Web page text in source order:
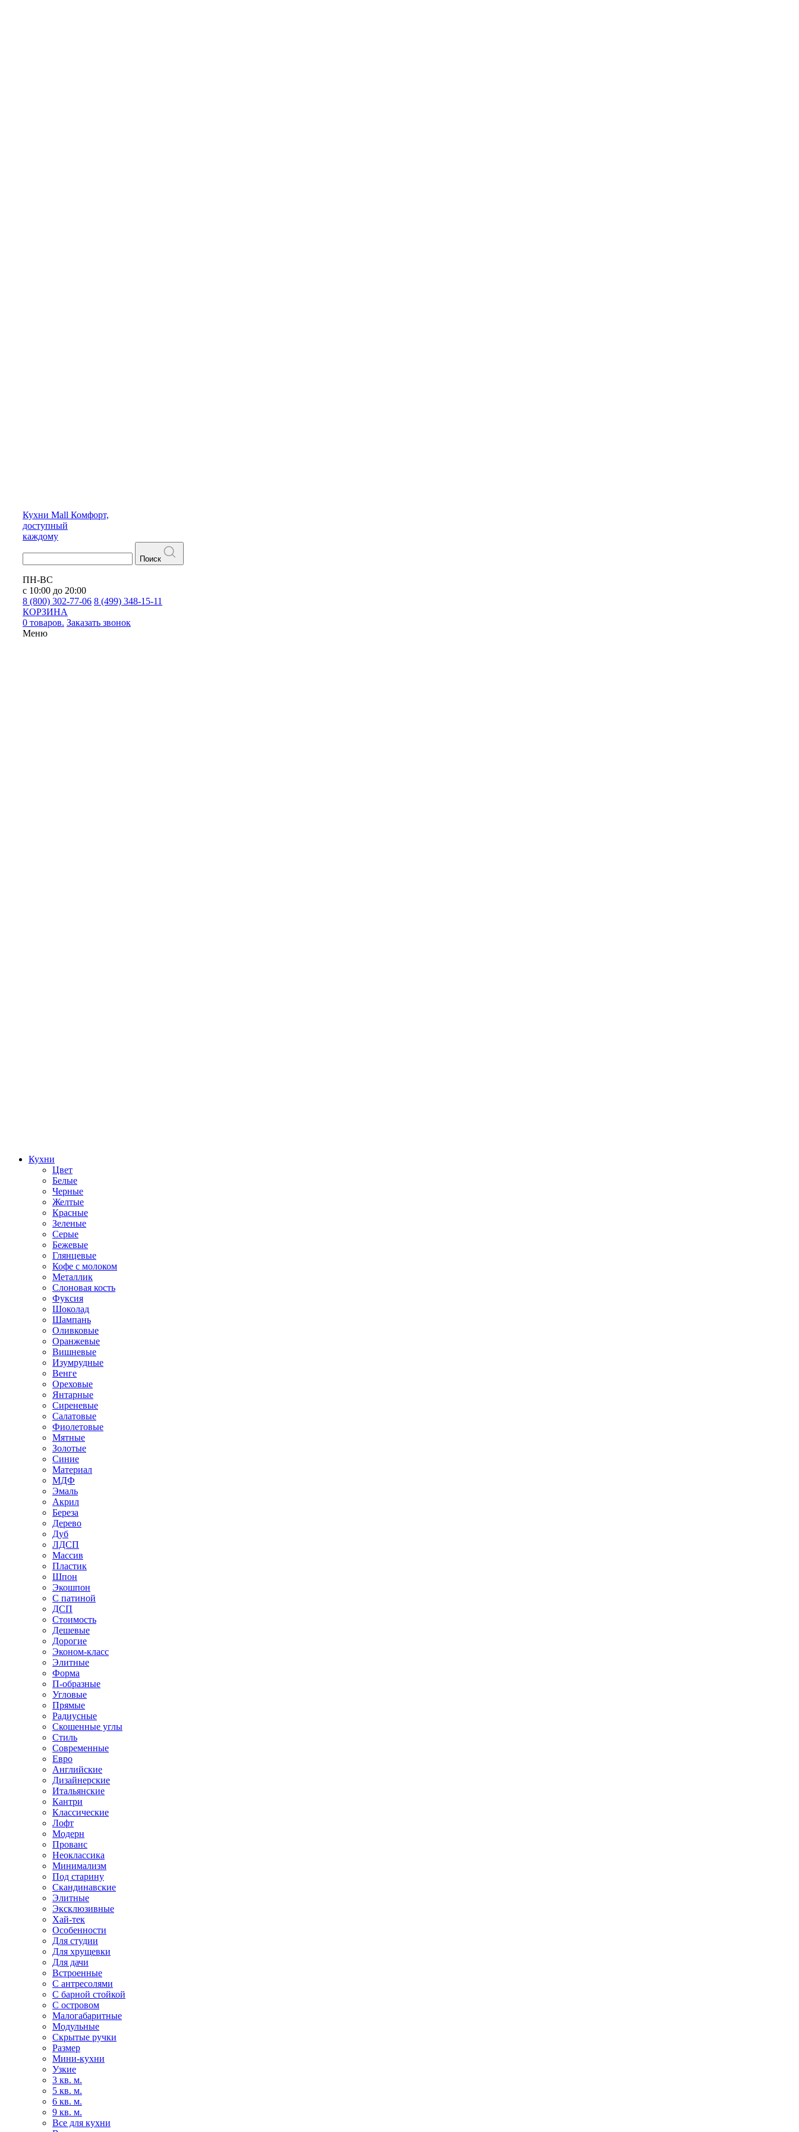
Кухни Mall Комфорт,
доступный
каждому
Поиск
ПН-ВС
с 10:00 до 20:00
8 (800) 302-77-06 8 (499) 348-15-11
КОРЗИНА
0 товаров. Заказать звонок
Меню
Кухни
Цвет
Белые
Черные
Желтые
Красные
Зеленые
Серые
Бежевые
Глянцевые
Кофе с молоком
Металлик
Слоновая кость
Фуксия
Шоколад
Шампань
Оливковые
Оранжевые
Вишневые
Изумрудные
Венге
Ореховые
Янтарные
Сиреневые
Салатовые
Фиолетовые
Мятные
Золотые
Синие
Материал
МДФ
Эмаль
Акрил
Береза
Дерево
Дуб
ЛДСП
Массив
Пластик
Шпон
Экошпон
С патиной
ДСП
Стоимость
Дешевые
Дорогие
Эконом-класс
Элитные
Форма
П-образные
Угловые
Прямые
Радиусные
Скошенные углы
Стиль
Современные
Евро
Английские
Дизайнерские
Итальянские
Кантри
Классические
Лофт
Модерн
Прованс
Неоклассика
Минимализм
Под старину
Скандинавские
Элитные
Эксклюзивные
Хай-тек
Особенности
Для студии
Для хрущевки
Для дачи
Встроенные
С антресолями
С барной стойкой
С островом
Малогабаритные
Модульные
Скрытые ручки
Размер
Мини-кухни
Узкие
3 кв. м.
5 кв. м.
6 кв. м.
9 кв. м.
Все для кухни